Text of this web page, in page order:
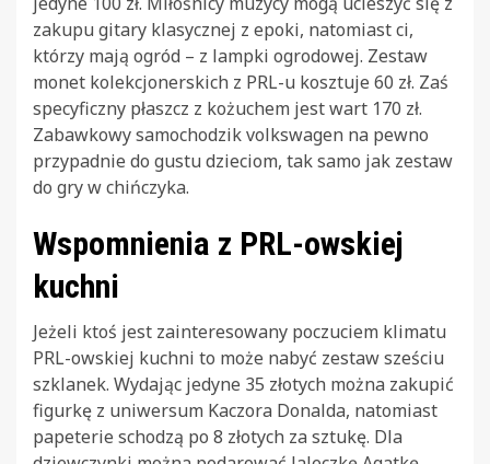
zakupu gitary klasycznej z epoki, natomiast ci,
którzy mają ogród – z lampki ogrodowej. Zestaw
monet kolekcjonerskich z PRL-u kosztuje 60 zł. Zaś
specyficzny płaszcz z kożuchem jest wart 170 zł.
Zabawkowy samochodzik volkswagen na pewno
przypadnie do gustu dzieciom, tak samo jak zestaw
do gry w chińczyka.
Wspomnienia z PRL-owskiej
kuchni
Jeżeli ktoś jest zainteresowany poczuciem klimatu
PRL-owskiej kuchni to może nabyć zestaw sześciu
szklanek. Wydając jedyne 35 złotych można zakupić
figurkę z uniwersum Kaczora Donalda, natomiast
papeterie schodzą po 8 złotych za sztukę. Dla